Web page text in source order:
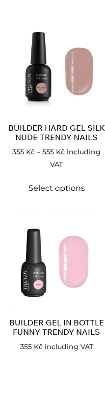
BUILDER HARD GEL SILK
NUDE TRENDY NAILS
355 Kč – 555 Kč including
VAT
Select options
BUILDER GEL IN BOTTLE
FUNNY TRENDY NAILS
355 Kč including VAT